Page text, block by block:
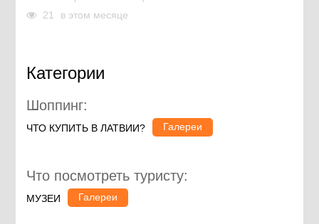
21
в этом месяце
Категории
Шоппинг:
ЧТО КУПИТЬ В ЛАТВИИ? Галереи
Что посмотреть туристу:
МУЗЕИ Галереи